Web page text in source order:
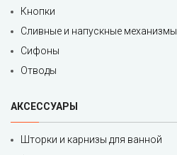
Кнопки
Сливные и напускные механизмы
Сифоны
Отводы
АКСЕССУАРЫ
Шторки и карнизы для ванной